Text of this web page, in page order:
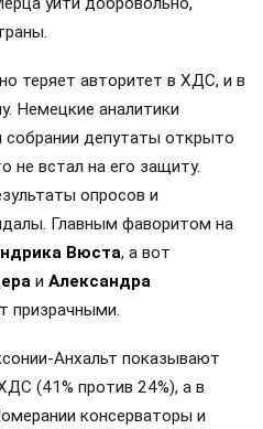
теряет авторитет в ХДС, и в
Немецкие аналитики
депутаты открыто
не встал на его защиту.
опросов и
Главным фаворитом на
Вюста, а вот
и Александра
призрачными.
Анхальт показывают
(41% против 24%), а в
консерваторы и